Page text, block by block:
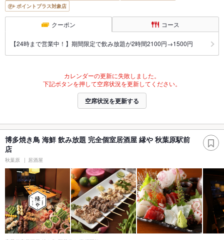
ポイントプラス対象店
クーポン コース
【24時まで営業中！】期間限定で飲み放題が2時間2100円→1500円
カレンダーの更新に失敗しました。
下記ボタンを押して空席状況を更新してください。
空席状況を更新する
博多焼き鳥 海鮮 飲み放題 完全個室居酒屋 縁や 秋葉原駅前
店
秋葉原 居酒屋